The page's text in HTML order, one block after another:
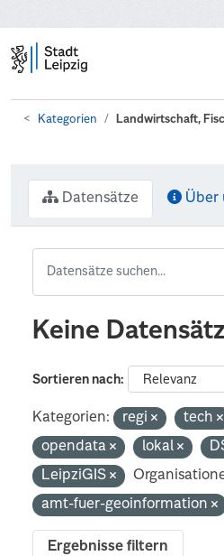
Kategorien Landwirtschaft,
Datensätze Über
Keine
Sortieren nach
Kategorien: regi tech
opendata
lokal
LeipziGIS
amt-fuer-geoinformation
Ergebnisse filtern